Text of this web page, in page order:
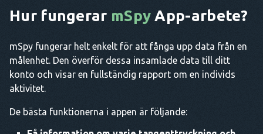
Hur fungerar mSpy App-arbete?
mSpy fungerar helt enkelt för att fånga upp data från en
målenhet. Den överför dessa insamlade data till ditt
konto och visar en fullständig rapport om en individs
aktivitet.
De bästa funktionerna i appen är följande: